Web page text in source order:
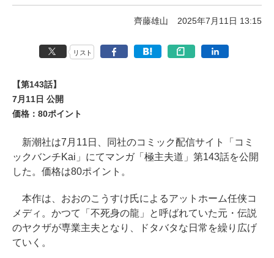
齊藤雄山 2025年7月11日 13:15
リスト
【第143話】
7月11日 公開
価格：80ポイント
新潮社は7月11日、同社のコミック配信サイト「コミ
ックバンチKai」にてマンガ「極主夫道」第143話を公開
した。価格は80ポイント。
本作は、おおのこうすけ氏によるアットホーム任侠コ
メディ。かつて「不死身の龍」と呼ばれていた元・伝説
のヤクザが専業主夫となり、ドタバタな日常を繰り広げ
ていく。